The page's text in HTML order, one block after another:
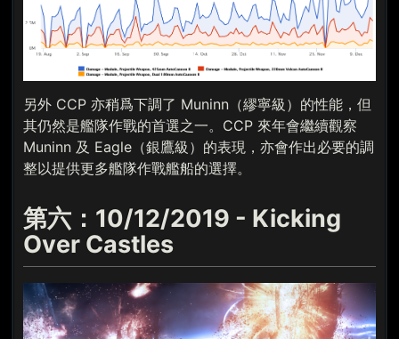
另外 CCP 亦稍爲下調了 Muninn（繆寧級）的性能，但
其仍然是艦隊作戰的首選之一。CCP 來年會繼續觀察
Muninn 及 Eagle（銀鷹級）的表現，亦會作出必要的調
整以提供更多艦隊作戰艦船的選擇。
第六：10/12/2019 - Kicking
Over Castles